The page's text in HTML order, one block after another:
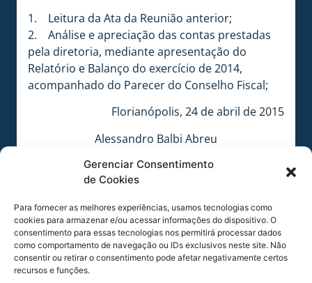
Gerenciar Consentimento
de Cookies
Para fornecer as melhores experiências, usamos tecnologias como
cookies para armazenar e/ou acessar informações do dispositivo. O
consentimento para essas tecnologias nos permitirá processar dados
como comportamento de navegação ou IDs exclusivos neste site. Não
consentir ou retirar o consentimento pode afetar negativamente certos
recursos e funções.
1. Leitura da Ata da Reunião anterior;
2. Análise e apreciação das contas prestadas
pela diretoria, mediante apresentação do
Relatório e Balanço do exercício de 2014,
acompanhado do Parecer do Conselho Fiscal;
Florianópolis, 24 de abril de 2015
Alessandro Balbi Abreu
EDITAL DE CONVOCAÇÃO
O Presidente do Conselho Deliberativo do Avaí
Futebol Clube, no uso de suas atribuições e na
forma do art. 50, 51 e 53 dos Estatutos Sociais,
convoca os membros do Conselho Deliberativo
para Reunião Extraordinária no dia 29 do mês